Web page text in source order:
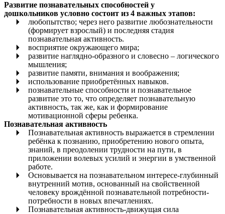
Развитие познавательных способностей у
дошкольников условно состоит из 4 важных этапов:
любопытство; через него развитие любознательности
(формирует взрослый) и последняя стадия
познавательная активность.
восприятие окружающего мира;
развитие наглядно-образного и словесно – логического
мышления;
развитие памяти, внимания и воображения;
использование приобретённых навыков.
познавательные способности и познавательное
развитие это то, что определяет познавательную
активность, так же, как и формирование
мотивационной сферы ребенка.
Познавательная активность
Познавательная активность выражается в стремлении
ребёнка к познанию, приобретению нового опыта,
знаний, в преодолении трудности на пути, в
приложении волевых усилий и энергии в умственной
работе.
Основывается на познавательном интересе-глубинный
внутренний мотив, основанный на свойственной
человеку врождённой познавательной потребности-
потребности в новых впечатлениях.
Познавательная активность-движущая сила